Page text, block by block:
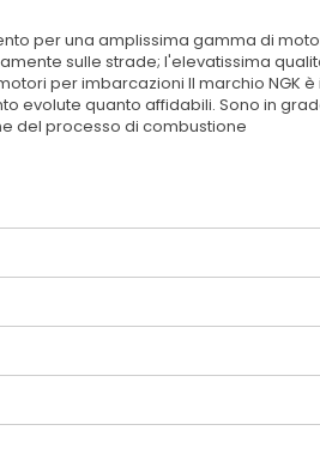
per una amplissima gamma di
sulle strade; l'elevatissima
per imbarcazioni Il marchio
evolute quanto affidabili. Sono in
del processo di combustione